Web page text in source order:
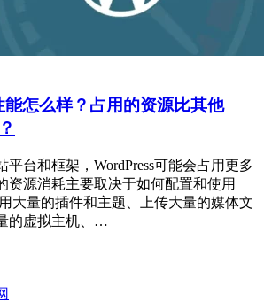
能怎么样？占用的资源比其他
平台和框架，WordPress可能会占用更多
资源消耗主要取决于如何配置和使用
大量的插件和主题、上传大量的媒体文
的虚拟主机、…